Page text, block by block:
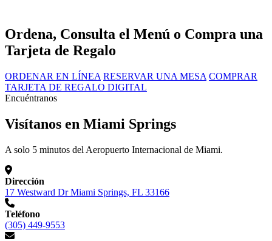
Ordena, Consulta el Menú o Compra una
Tarjeta de Regalo
ORDENAR EN LÍNEA RESERVAR UNA MESA COMPRAR
TARJETA DE REGALO DIGITAL
Encuéntranos
Visítanos en Miami Springs
A solo 5 minutos del Aeropuerto Internacional de Miami.
Dirección
17 Westward Dr Miami Springs, FL 33166
Teléfono
(305) 449-9553